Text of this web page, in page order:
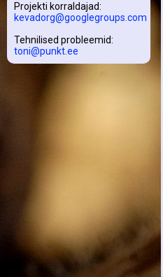
Projekti korraldajad:
kevadorg@googlegroups.com
Tehnilised probleemid:
toni@punkt.ee